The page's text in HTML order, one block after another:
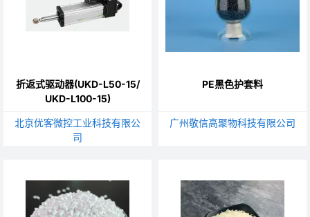
折返式驱动器(UKD-L50-15/
UKD-L100-15)
北京优客微控工业科技有限公
司
PE黑色护套料
广州敬信高聚物科技有限公司